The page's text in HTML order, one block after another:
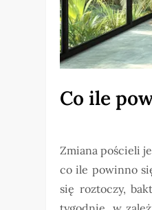
Co ile
Zmiana pościeli
co ile powinno
się roztoczy,